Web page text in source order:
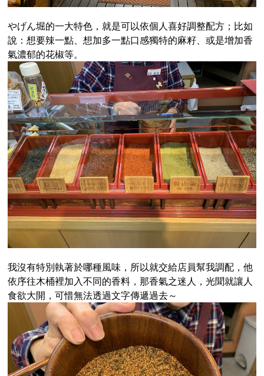
やげん堀的一大特色，就是可以依個人喜好調整配方；比如
說：想要辣一點、想加多一點口感獨特的麻籽、或是增加香
氣濃郁的花椒等。
我沒有特別執著於哪種風味，所以就交給店員幫我調配，他
依序往木桶裡加入不同的香料，那香氣之迷人，光聞就讓人
食欲大開，可惜無法透過文字傳遞過去～